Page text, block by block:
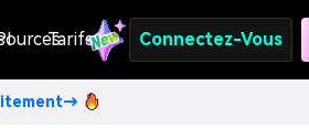
Tarifs Connectez-Vous